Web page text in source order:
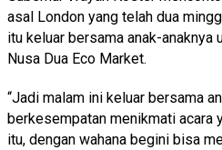
asal London yang telah dua
itu keluar bersama anak-anaknya
Nusa Dua Eco Market.
“Jadi malam ini keluar bersama
berkesempatan menikmati acara
itu, dengan wahana begini bisa